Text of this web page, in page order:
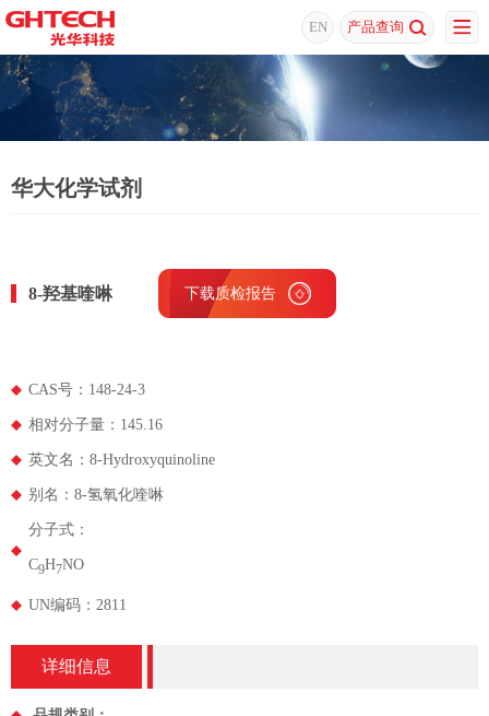
EN 产品查询
华大化学试剂
8-羟基喹啉 下载质检报告
CAS号：148-24-3
相对分子量：145.16
英文名：8-Hydroxyquinoline
别名：8-氢氧化喹啉
分子式：
C9H7NO
UN编码：2811
详细信息